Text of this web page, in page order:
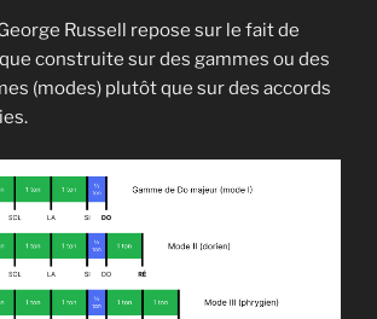
Russell repose sur le fait de
construite sur des gammes ou des
(modes) plutôt que sur des accords